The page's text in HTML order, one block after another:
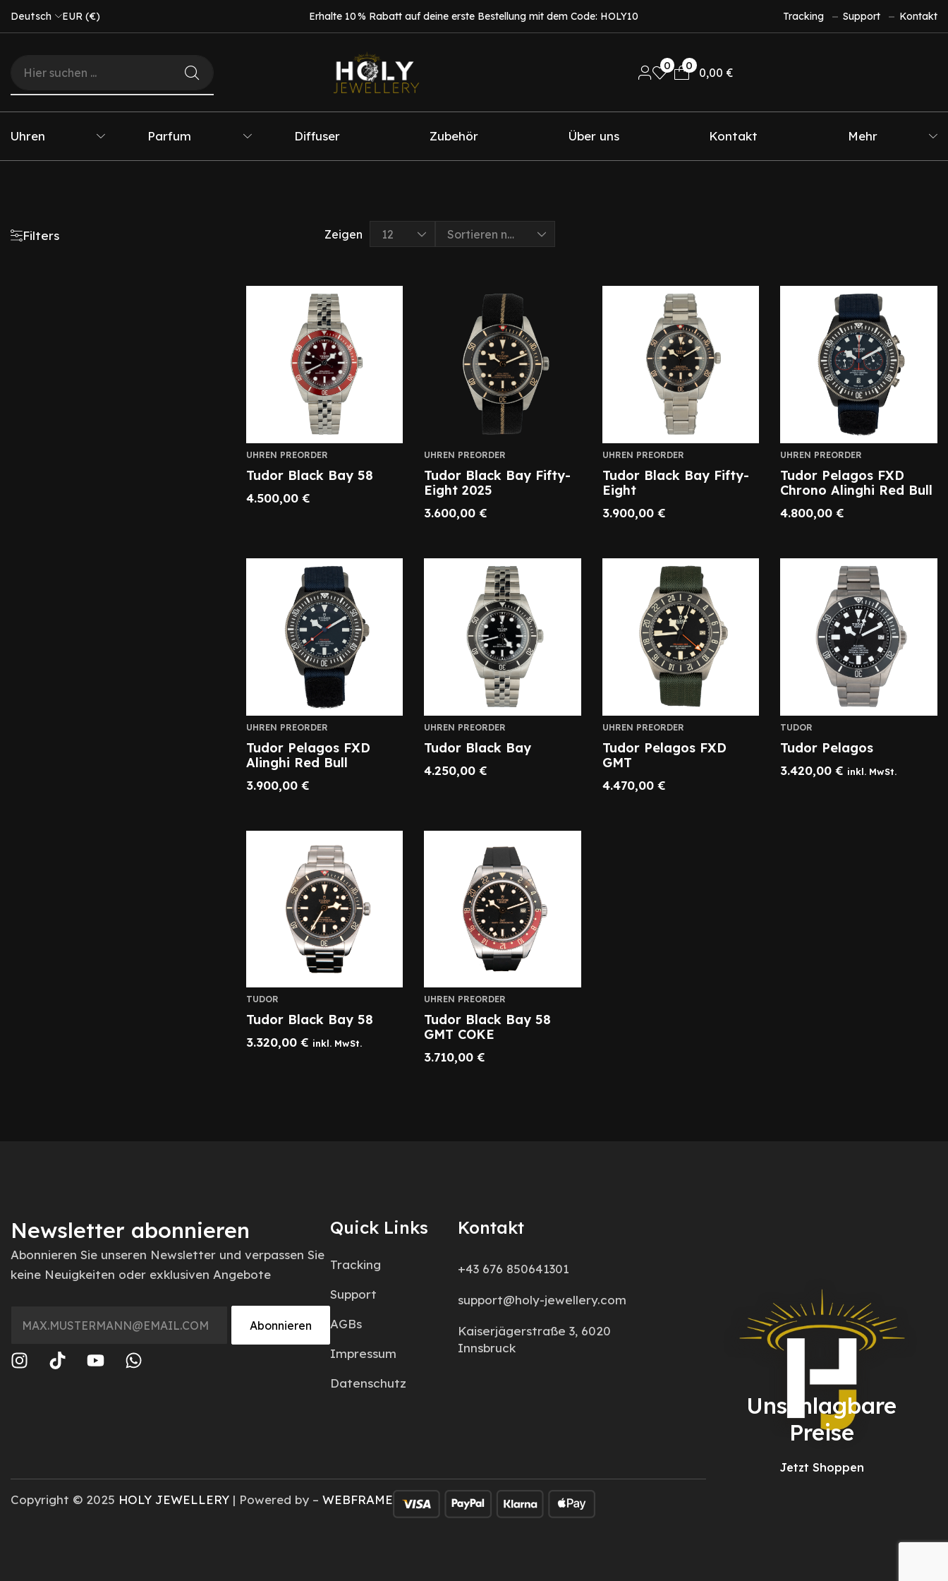
Deutsch EUR (€) Erhalte 10 % Rabatt auf deine erste Bestellung mit dem Code: HOLY10 Tracking Support Kontakt
0 0
0,00 €
Uhren Parfum Diffuser Zubehör Über uns Kontakt Mehr
Filters Zeigen
UHREN PREORDER
Tudor Black Bay 58
4.500,00 €
UHREN PREORDER
Tudor Black Bay Fifty-
Eight 2025
3.600,00€
UHREN PREORDER
Tudor Black Bay Fifty-
Eight
3.900,00 €
UHREN PREORDER
Tudor Pelagos FXD
Chrono Alinghi Red Bull
4.800,00€
UHREN PREORDER
Tudor Pelagos FXD
Alinghi Red Bull
3.900,00 €
UHREN PREORDER
Tudor Black Bay
4.250,00€
UHREN PREORDER
Tudor Pelagos FXD
GMT
4.470,00 €
TUDOR
Tudor Pelagos
3.420,00€ inkl. MwSt.
TUDOR
Tudor Black Bay 58
3.320,00 € inkl. MwSt.
UHREN PREORDER
Tudor Black Bay 58
GMT COKE
3.710,00€
Newsletter abonnieren
Abonnieren Sie unseren Newsletter und verpassen Sie
keine Neuigkeiten oder exklusiven Angebote
Abonnieren
Quick Links
Tracking
Support
AGBs
Impressum
Datenschutz
Kontakt
+43 676 850641301
support@holy-jewellery.com
Kaiserjägerstraße 3, 6020
Innsbruck
Copyright © 2025 HOLY JEWELLERY | Powered by – WEBFRAME
Unschlagbare
Preise
Jetzt Shoppen